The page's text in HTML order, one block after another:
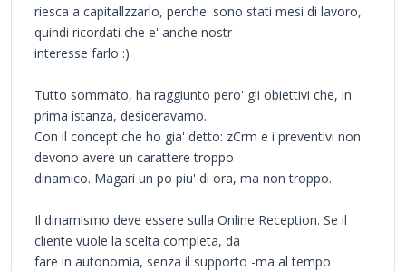
riesca a capitallzzarlo, perche' sono stati mesi di lavoro,
quindi ricordati che e' anche nostr
interesse farlo :)
Tutto sommato, ha raggiunto pero' gli obiettivi che, in
prima istanza, desideravamo.
Con il concept che ho gia' detto: zCrm e i preventivi non
devono avere un carattere troppo
dinamico. Magari un po piu' di ora, ma non troppo.
Il dinamismo deve essere sulla Online Reception. Se il
cliente vuole la scelta completa, da
fare in autonomia, senza il supporto -ma al tempo